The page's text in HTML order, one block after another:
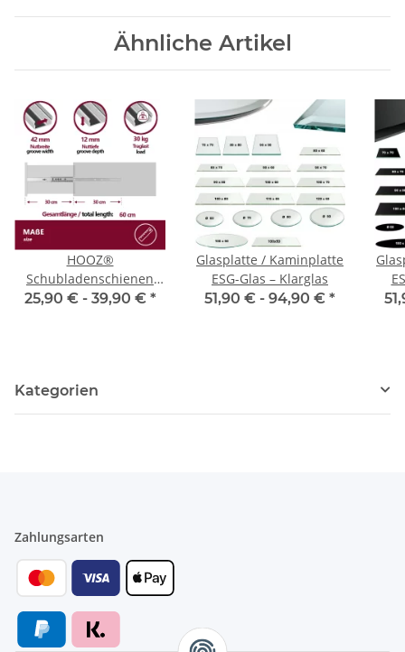
Ähnliche Artikel
HOOZ®
Schubladenschienen
250 mm [VOLLAUSZUG -
Möbel – bis 30 kg 1 Paar
25,90 € - 39,90 € *
Glasplatte / Kaminplatte
ESG-Glas – Klarglas
51,90 € - 94,90 € *
Kategorien
Zahlungsarten